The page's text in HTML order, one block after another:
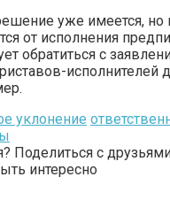
уже имеется, но
от исполнения
обратиться с
исполнителей
уклонение
Поделиться с
интересно